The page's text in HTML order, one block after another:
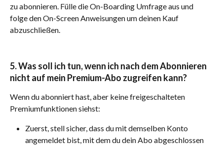
zu abonnieren. Fülle die On-Boarding Umfrage aus und
folge den On-Screen Anweisungen um deinen Kauf
abzuschließen.
5. Was soll ich tun, wenn ich nach dem Abonnieren
nicht auf mein Premium-Abo zugreifen kann?
Wenn du abonniert hast, aber keine freigeschalteten
Premiumfunktionen siehst:
Zuerst, stell sicher, dass du mit demselben Konto
angemeldet bist, mit dem du dein Abo abgeschlossen